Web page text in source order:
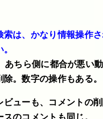
索は、かなり情報操作
あちら側に都合が悪い
。数字の操作もある。
ビューも、コメントの
のコメントも同じ。